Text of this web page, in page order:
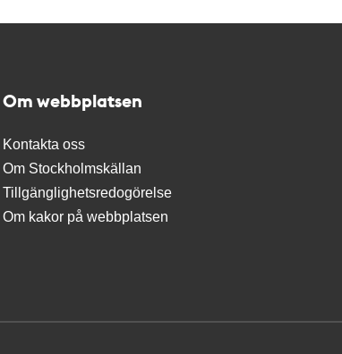
Om webbplatsen
Kontakta oss
Om Stockholmskällan
Tillgänglighetsredogörelse
Om kakor på webbplatsen